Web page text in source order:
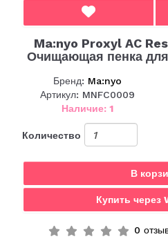
Ma:nyo Proxyl AC
Очищающая пенка
Бренд: Ma:nyo
Артикул: MNFC0009
Наличие: 1
Количество
В
Купить через
0